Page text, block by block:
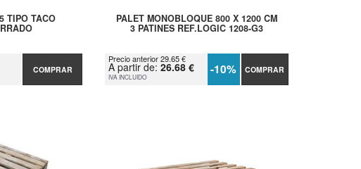
TIPO TACO
COMPRAR
PALET MONOBLOQUE 800 X 1200 CM
3 PATINES REF.LOGIC 1208-G3
Precio anterior 29.65 €
A partir de:26.68 €
IVA INCLUIDO -10% COMPRAR